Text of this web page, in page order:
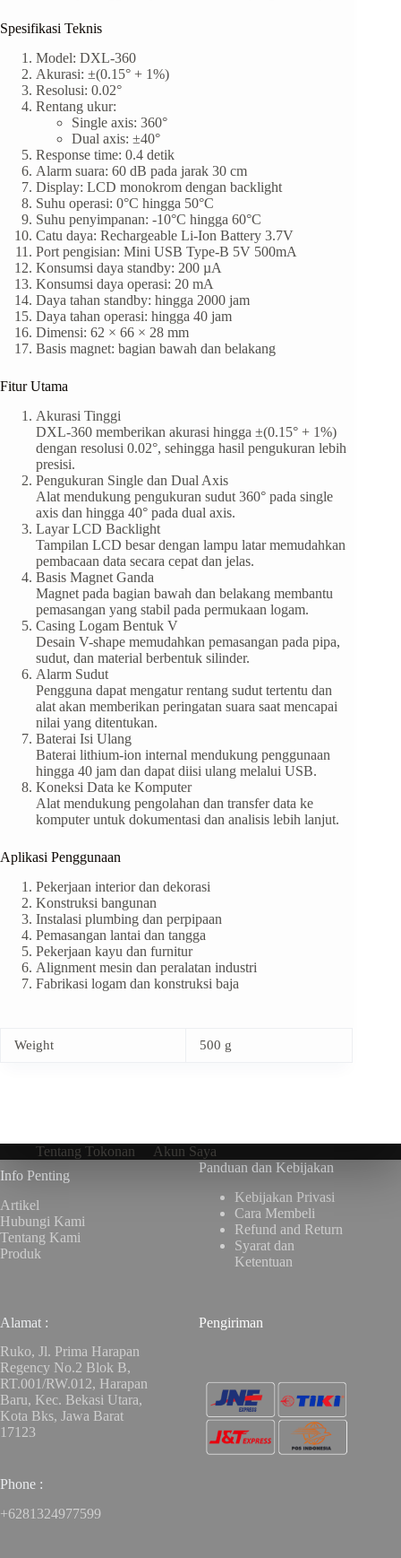
Spesifikasi Teknis
Model: DXL-360
Akurasi: ±(0.15° + 1%)
Resolusi: 0.02°
Rentang ukur:
Single axis: 360°
Dual axis: ±40°
Response time: 0.4 detik
Alarm suara: 60 dB pada jarak 30 cm
Display: LCD monokrom dengan backlight
Suhu operasi: 0°C hingga 50°C
Suhu penyimpanan: -10°C hingga 60°C
Catu daya: Rechargeable Li-Ion Battery 3.7V
Port pengisian: Mini USB Type-B 5V 500mA
Konsumsi daya standby: 200 µA
Konsumsi daya operasi: 20 mA
Daya tahan standby: hingga 2000 jam
Daya tahan operasi: hingga 40 jam
Dimensi: 62 × 66 × 28 mm
Basis magnet: bagian bawah dan belakang
Fitur Utama
Akurasi Tinggi
DXL-360 memberikan akurasi hingga ±(0.15° + 1%)
dengan resolusi 0.02°, sehingga hasil pengukuran lebih
presisi.
Pengukuran Single dan Dual Axis
Alat mendukung pengukuran sudut 360° pada single
axis dan hingga 40° pada dual axis.
Layar LCD Backlight
Tampilan LCD besar dengan lampu latar memudahkan
pembacaan data secara cepat dan jelas.
Basis Magnet Ganda
Magnet pada bagian bawah dan belakang membantu
pemasangan yang stabil pada permukaan logam.
Casing Logam Bentuk V
Desain V-shape memudahkan pemasangan pada pipa,
sudut, dan material berbentuk silinder.
Alarm Sudut
Pengguna dapat mengatur rentang sudut tertentu dan
alat akan memberikan peringatan suara saat mencapai
nilai yang ditentukan.
Baterai Isi Ulang
Baterai lithium-ion internal mendukung penggunaan
hingga 40 jam dan dapat diisi ulang melalui USB.
Koneksi Data ke Komputer
Alat mendukung pengolahan dan transfer data ke
komputer untuk dokumentasi dan analisis lebih lanjut.
Aplikasi Penggunaan
Pekerjaan interior dan dekorasi
Konstruksi bangunan
Instalasi plumbing dan perpipaan
Pemasangan lantai dan tangga
Pekerjaan kayu dan furnitur
Alignment mesin dan peralatan industri
Fabrikasi logam dan konstruksi baja
Weight 500 g
Tentang Tokonan
Akun Saya
Info Penting
Artikel
Hubungi Kami
Tentang Kami
Produk
Panduan dan Kebijakan
Kebijakan Privasi
Cara Membeli
Refund and Return
Syarat dan
Ketentuan
Alamat :
Ruko, Jl. Prima Harapan
Regency No.2 Blok B,
RT.001/RW.012, Harapan
Baru, Kec. Bekasi Utara,
Kota Bks, Jawa Barat
17123
Phone :
+6281324977599
Pengiriman